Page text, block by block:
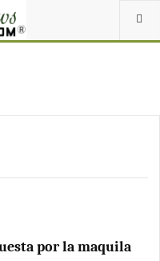
por la maquila